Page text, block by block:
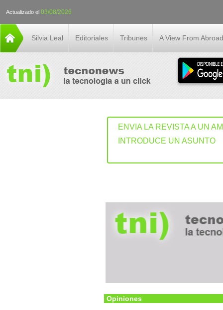
Actualizado el 03/08/2026
Silvia Leal Editoriales Tribunes A View From Abroad
ENVIA LA REVISTA A UN
INTRODUCE UN ASUNTO
Opiniones